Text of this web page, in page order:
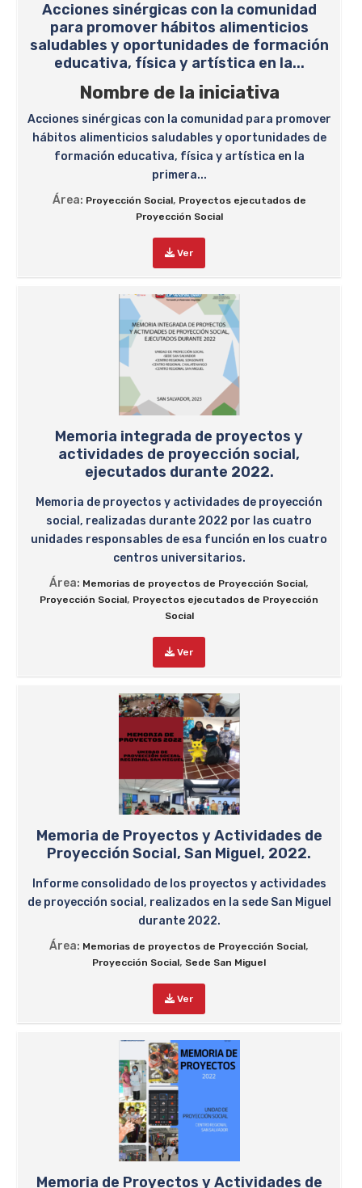
Acciones sinérgicas con la comunidad
para promover hábitos alimenticios
saludables y oportunidades de formación
educativa, física y artística en la...
Nombre de la iniciativa
Acciones sinérgicas con la comunidad para promover
hábitos alimenticios saludables y oportunidades de
formación educativa, física y artística en la
primera...
Área: Proyección Social, Proyectos ejecutados de
Proyección Social
Ver
Memoria integrada de proyectos y
actividades de proyección social,
ejecutados durante 2022.
Memoria de proyectos y actividades de proyección
social, realizadas durante 2022 por las cuatro
unidades responsables de esa función en los cuatro
centros universitarios.
Área: Memorias de proyectos de Proyección Social,
Proyección Social, Proyectos ejecutados de Proyección
Social
Ver
Memoria de Proyectos y Actividades de
Proyección Social, San Miguel, 2022.
Informe consolidado de los proyectos y actividades
de proyección social, realizados en la sede San Miguel
durante 2022.
Área: Memorias de proyectos de Proyección Social,
Proyección Social, Sede San Miguel
Ver
Memoria de Proyectos y Actividades de